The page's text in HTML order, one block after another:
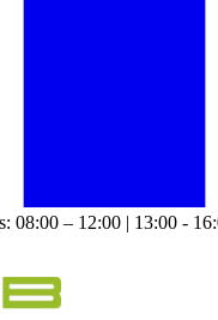
08:00 – 12:00 | 13:00 -